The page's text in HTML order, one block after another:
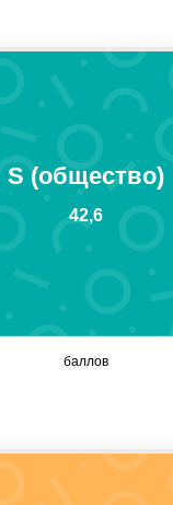
S (общество)
42,6
баллов